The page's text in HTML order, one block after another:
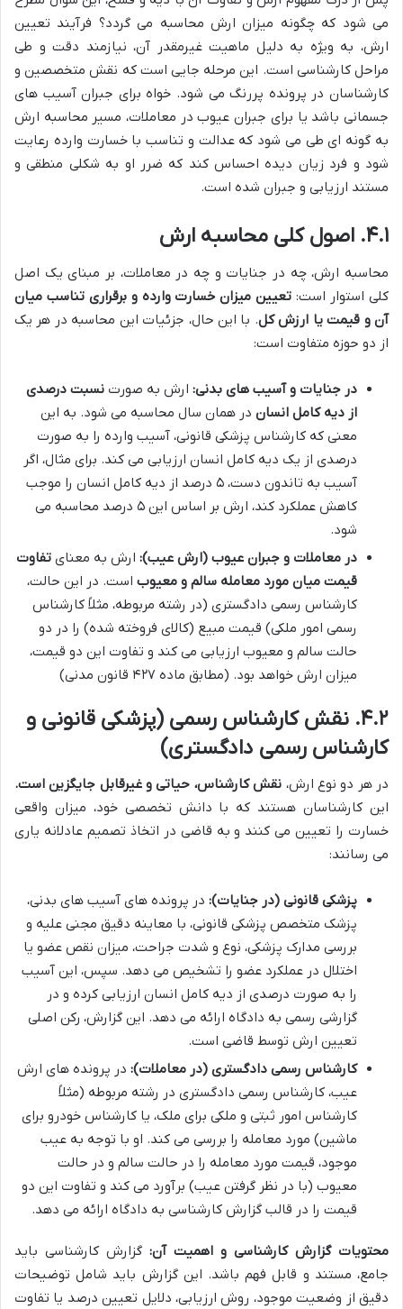
می شود که چگونه میزان ارش محاسبه می گردد؟ فرآیند تعیین
ارش، به ویژه به دلیل ماهیت غیرمقدر آن، نیازمند دقت و طی
مراحل کارشناسی است. این مرحله جایی است که نقش متخصصین و
کارشناسان در پرونده پررنگ می شود. خواه برای جبران آسیب های
جسمانی باشد یا برای جبران عیوب در معاملات، مسیر محاسبه ارش
به گونه ای طی می شود که عدالت و تناسب با خسارت وارده رعایت
شود و فرد زیان دیده احساس کند که ضرر او به شکلی منطقی و
مستند ارزیابی و جبران شده است.
۴.۱. اصول کلی محاسبه ارش
محاسبه ارش، چه در جنایات و چه در معاملات، بر مبنای یک اصل
کلی استوار است: تعیین میزان خسارت وارده و برقراری تناسب میان
آن و قیمت یا ارزش کل. با این حال، جزئیات این محاسبه در هر یک
از دو حوزه متفاوت است:
در جنایات و آسیب های بدنی: ارش به صورت نسبت درصدی
از دیه کامل انسان در همان سال محاسبه می شود. به این
معنی که کارشناس پزشکی قانونی، آسیب وارده را به صورت
درصدی از یک دیه کامل انسان ارزیابی می کند. برای مثال، اگر
آسیب به تاندون دست، ۵ درصد از دیه کامل انسان را موجب
کاهش عملکرد کند، ارش بر اساس این ۵ درصد محاسبه می
شود.
در معاملات و جبران عیوب (ارش عیب): ارش به معنای تفاوت
قیمت میان مورد معامله سالم و معیوب است. در این حالت،
کارشناس رسمی دادگستری (در رشته مربوطه، مثلاً کارشناس
رسمی امور ملکی) قیمت مبیع (کالای فروخته شده) را در دو
حالت سالم و معیوب ارزیابی می کند و تفاوت این دو قیمت،
میزان ارش خواهد بود. (مطابق ماده ۴۲۷ قانون مدنی)
۴.۲. نقش کارشناس رسمی (پزشکی قانونی و
کارشناس رسمی دادگستری)
در هر دو نوع ارش، نقش کارشناس، حیاتی و غیرقابل جایگزین است.
این کارشناسان هستند که با دانش تخصصی خود، میزان واقعی
خسارت را تعیین می کنند و به قاضی در اتخاذ تصمیم عادلانه یاری
می رسانند:
پزشکی قانونی (در جنایات): در پرونده های آسیب های بدنی،
پزشک متخصص پزشکی قانونی، با معاینه دقیق مجنی علیه و
بررسی مدارک پزشکی، نوع و شدت جراحت، میزان نقص عضو یا
اختلال در عملکرد عضو را تشخیص می دهد. سپس، این آسیب
را به صورت درصدی از دیه کامل انسان ارزیابی کرده و در
گزارشی رسمی به دادگاه ارائه می دهد. این گزارش، رکن اصلی
تعیین ارش توسط قاضی است.
کارشناس رسمی دادگستری (در معاملات): در پرونده های ارش
عیب، کارشناس رسمی دادگستری در رشته مربوطه (مثلاً
کارشناس امور ثبتی و ملکی برای ملک، یا کارشناس خودرو برای
ماشین) مورد معامله را بررسی می کند. او با توجه به عیب
موجود، قیمت مورد معامله را در حالت سالم و در حالت
معیوب (با در نظر گرفتن عیب) برآورد می کند و تفاوت این دو
قیمت را در قالب گزارش کارشناسی به دادگاه ارائه می دهد.
محتویات گزارش کارشناسی و اهمیت آن: گزارش کارشناسی باید
جامع، مستند و قابل فهم باشد. این گزارش باید شامل توضیحات
دقیق از وضعیت موجود، روش ارزیابی، دلایل تعیین درصد یا تفاوت